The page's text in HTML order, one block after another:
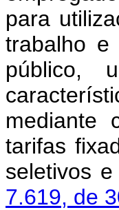
para
trabalho e
público,
mediante
tarifas
7.619, de